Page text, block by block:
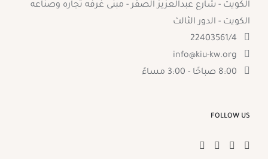
الكويت - شارع عبدالعزيز الصقر - مبنى غرفه تجاره وصناعه
الكويت - الدور الثالث
22403561/4
info@kiu-kw.org
FOLLOW US